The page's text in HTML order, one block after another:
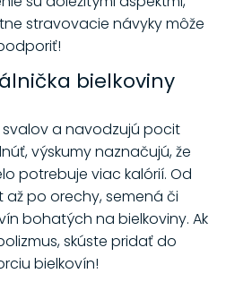
stravovacie návyky môže
bielkoviny
a navodzujú pocit
výskumy naznačujú, že
potrebuje viac kalórií. Od
po orechy, semená či
bohatých na bielkoviny. Ak
skúste pridať do
bielkovín!